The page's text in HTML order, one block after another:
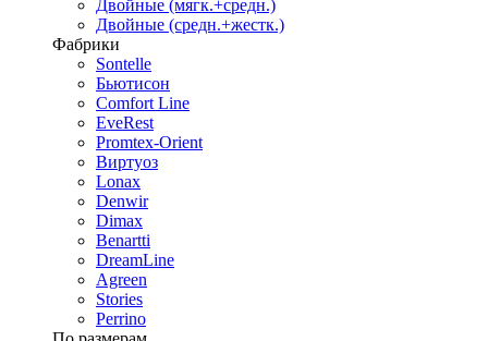
Двойные (мягк.+средн.)
Двойные (средн.+жестк.)
Фабрики
Sontelle
Бьютисон
Comfort Line
EveRest
Promtex-Orient
Виртуоз
Lonax
Denwir
Dimax
Benartti
DreamLine
Agreen
Stories
Perrino